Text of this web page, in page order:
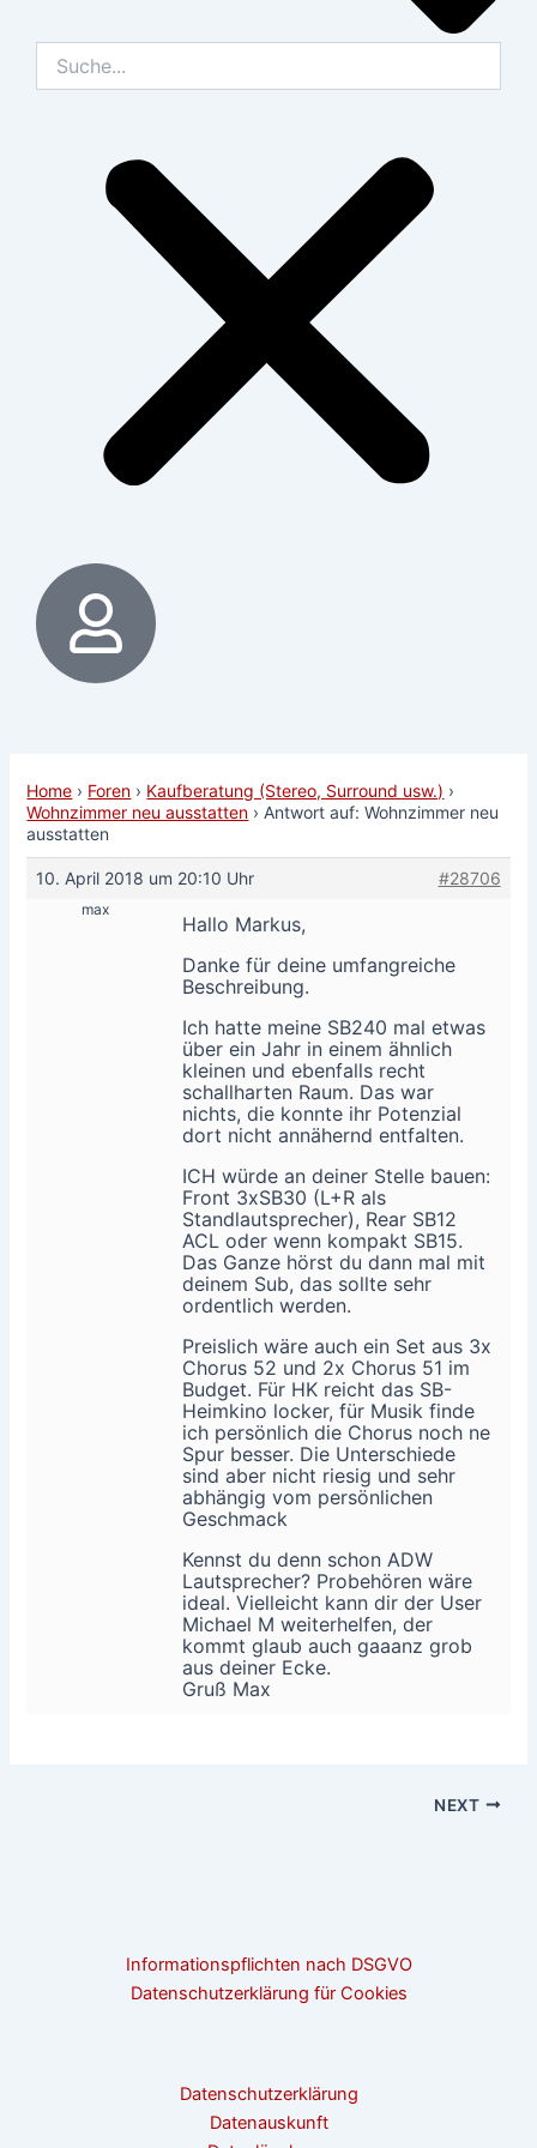
Home › Foren › Kaufberatung (Stereo, Surround usw.) ›
Wohnzimmer neu ausstatten › Antwort auf: Wohnzimmer neu
ausstatten
10. April 2018 um 20:10 Uhr #28706
max
Hallo Markus,
Danke für deine umfangreiche
Beschreibung.
Ich hatte meine SB240 mal etwas
über ein Jahr in einem ähnlich
kleinen und ebenfalls recht
schallharten Raum. Das war
nichts, die konnte ihr Potenzial
dort nicht annähernd entfalten.
ICH würde an deiner Stelle bauen:
Front 3xSB30 (L+R als
Standlautsprecher), Rear SB12
ACL oder wenn kompakt SB15.
Das Ganze hörst du dann mal mit
deinem Sub, das sollte sehr
ordentlich werden.
Preislich wäre auch ein Set aus 3x
Chorus 52 und 2x Chorus 51 im
Budget. Für HK reicht das SB-
Heimkino locker, für Musik finde
ich persönlich die Chorus noch ne
Spur besser. Die Unterschiede
sind aber nicht riesig und sehr
abhängig vom persönlichen
Geschmack
Kennst du denn schon ADW
Lautsprecher? Probehören wäre
ideal. Vielleicht kann dir der User
Michael M weiterhelfen, der
kommt glaub auch gaaanz grob
aus deiner Ecke.
Gruß Max
NEXT
Informationspflichten nach DSGVO
Datenschutzerklärung für Cookies
Datenschutzerklärung
Datenauskunft